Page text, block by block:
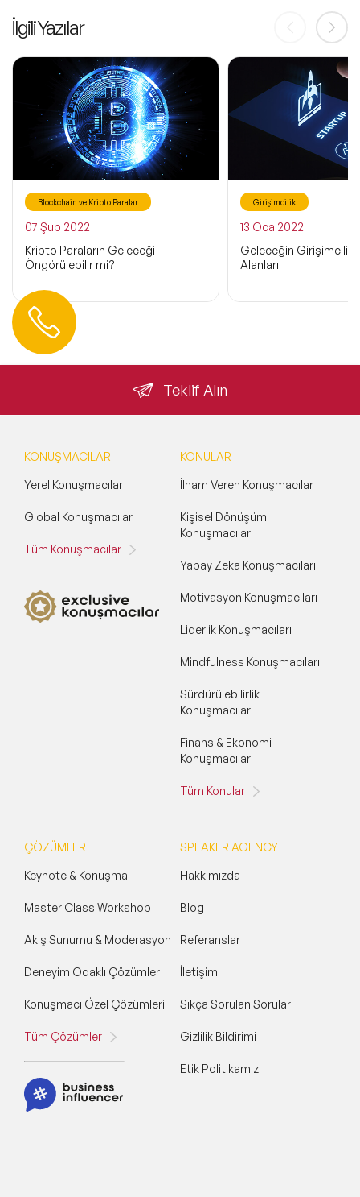
İlgili Yazılar
Blockchain ve Kripto Paralar
07 Şub 2022
Kripto Paraların Geleceği
Öngörülebilir mi?
Girişimcilik
13 Oca 2022
Geleceğin Girişimcilik
Alanları
Teklif Alın
Hemen Ulaşın
KONUŞMACILAR
Yerel Konuşmacılar
Global Konuşmacılar
Tüm Konuşmacılar
KONULAR
İlham Veren Konuşmacılar
Kişisel Dönüşüm
Konuşmacıları
Yapay Zeka Konuşmacıları
Motivasyon Konuşmacıları
Liderlik Konuşmacıları
Mindfulness Konuşmacıları
Sürdürülebilirlik
Konuşmacıları
Finans & Ekonomi
Konuşmacıları
Tüm Konular
ÇÖZÜMLER
Keynote & Konuşma
Master Class Workshop
Akış Sunumu & Moderasyon
Deneyim Odaklı Çözümler
Konuşmacı Özel Çözümleri
Tüm Çözümler
SPEAKER AGENCY
Hakkımızda
Blog
Referanslar
İletişim
Sıkça Sorulan Sorular
Gizlilik Bildirimi
Etik Politikamız